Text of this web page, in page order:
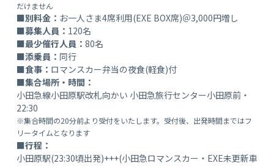
だけません
■別料金： お一人さま4席利用(EXE BOX席)＠3,000円増し
■募集人員： 120名
■最少催行人員： 80名
■添乗員： 同行
■食事： ロマンスカー弁当の夜食(軽食)付
■集合場所・時間：
小田急線小田原駅改札向かい 小田急旅行センター小田原前・
22:30
※集合時間の20分前より受付をいたします。受付後、出発時間まではフ
リータイムとなります
■行程：
小田原駅(23:30頃出発)+++(小田急ロマンスカー・EXE未更新車